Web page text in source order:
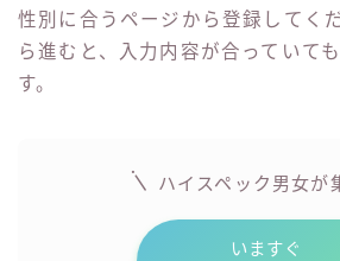
性別に合うページから登録してく
ら進むと、入力内容が合っていて
す。
ハイスペック男女が
いますぐ